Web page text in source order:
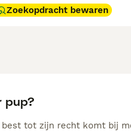
Zoekopdracht bewaren
pup?
tot zijn recht komt bij